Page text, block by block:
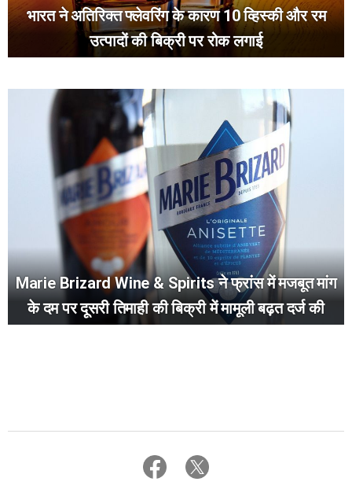
भारत ने अतिरिक्त फ्लेवरिंग के कारण 10 व्हिस्की और रम
उत्पादों की बिक्री पर रोक लगाई
Marie Brizard Wine & Spirits ने फ्रांस में मजबूत मांग
के दम पर दूसरी तिमाही की बिक्री में मामूली बढ़त दर्ज की